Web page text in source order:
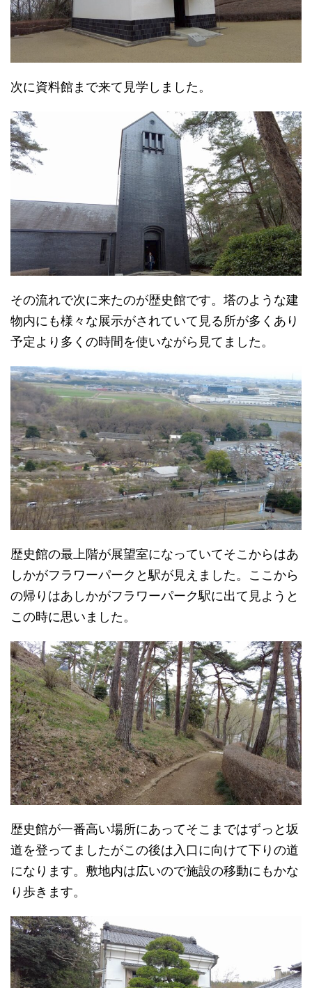
次に資料館まで来て見学しました。
その流れで次に来たのが歴史館です。塔のような建
物内にも様々な展示がされていて見る所が多くあり
予定より多くの時間を使いながら見てました。
歴史館の最上階が展望室になっていてそこからはあ
しかがフラワーパークと駅が見えました。ここから
の帰りはあしかがフラワーパーク駅に出て見ようと
この時に思いました。
歴史館が一番高い場所にあってそこまではずっと坂
道を登ってましたがこの後は入口に向けて下りの道
になります。敷地内は広いので施設の移動にもかな
り歩きます。